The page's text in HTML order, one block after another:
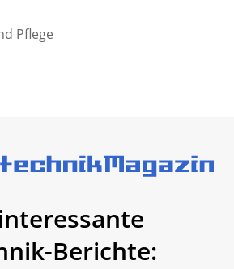
Pflege
Berichte: